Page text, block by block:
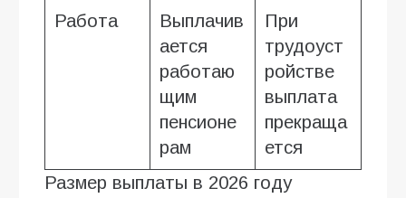
Работа
Выплачив
ается
работаю
щим
пенсионе
рам
При
трудоуст
ройстве
выплата
прекраща
ется
Размер выплаты в 2026 году